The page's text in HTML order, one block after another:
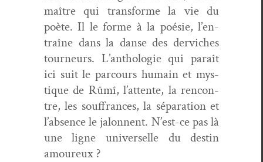
maître qui trans­forme la vie du
poète. Il le forme à la poésie, l’en­
traîne dans la danse des der­vich­es
tourneurs. L’an­tholo­gie qui paraît
ici suit le par­cours humain et mys­
tique de Rûmî, l’at­tente, la ren­con­
tre, les souf­frances, la sépa­ra­tion et
l’ab­sence le jalon­nent. N’est-ce pas là
une ligne uni­verselle du des­tin
amoureux ?